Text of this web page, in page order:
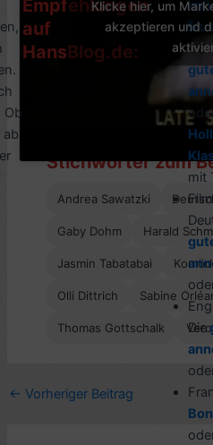
Ob
ab
Empfehlungen
auf
HansBlog.de:
US-
Hol
mit
Die
Bon
Klicke hier, um
akzeptieren und
Stichwörter zum
Andrea Sawatzki
Gaby Dohm Harald
Jasmin Tabatabai
Olli Dittrich Sabine
Thomas Gottschalk
← Vorheriger Beitrag